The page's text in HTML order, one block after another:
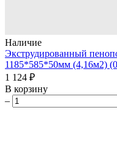
Наличие
Экструдированный
1185*585*50мм (4,16м2)
1 124 ₽
В корзину
–